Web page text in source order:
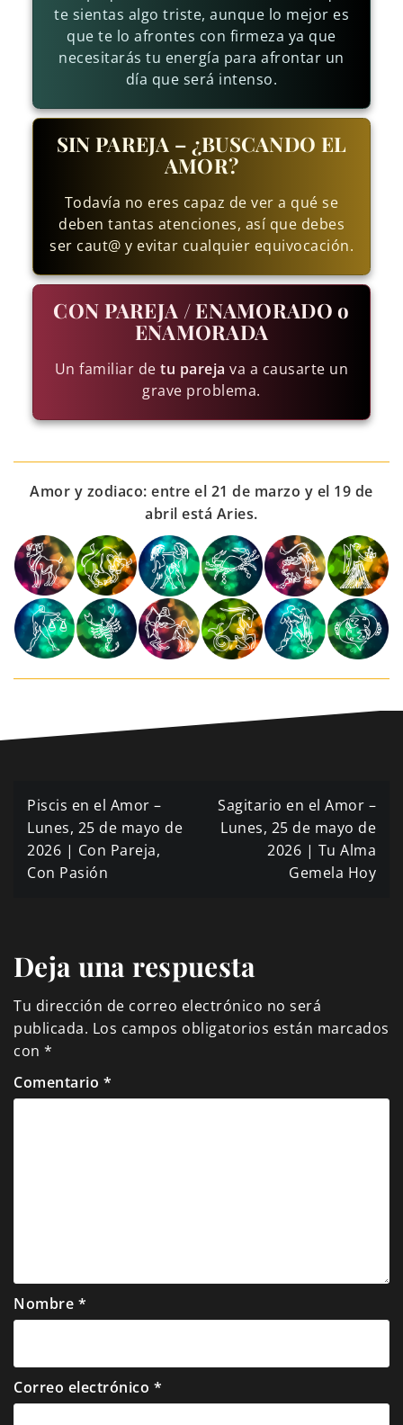
te sientas algo triste, aunque lo mejor es
que te lo afrontes con firmeza ya que
necesitarás tu energía para afrontar un
día que será intenso.
SIN PAREJA – ¿BUSCANDO EL
AMOR?
Todavía no eres capaz de ver a qué se
deben tantas atenciones, así que debes
ser caut@ y evitar cualquier equivocación.
CON PAREJA / ENAMORADO o
ENAMORADA
Un familiar detu pareja va a causarte un
grave problema.
Amor y zodiaco: entre el 21 de marzo y el 19 de
abril está Aries.
Navegación
de
entradas
Piscis en el Amor –
Lunes, 25 de mayo de
2026 | Con Pareja,
Con Pasión
Sagitario en el Amor –
Lunes, 25 de mayo de
2026 | Tu Alma
Gemela Hoy
Deja una respuesta
Tu dirección de correo electrónico no será
publicada. Los campos obligatorios están marcados
con *
Comentario *
Nombre *
Correo electrónico *